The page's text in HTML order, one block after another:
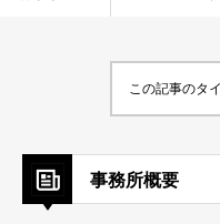
この記事のタ
事務所概要